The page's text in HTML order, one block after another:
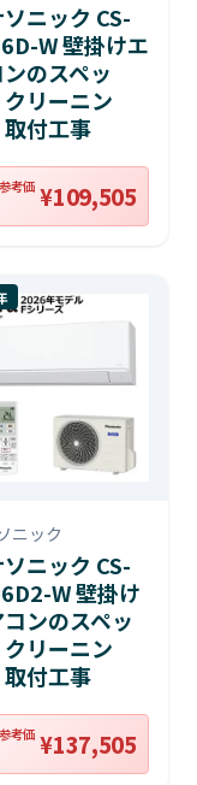
ニック CS-
W 壁掛けエ
のスペッ
リーニン
付工事
考価 ¥109,505
ニック
ニック CS-
W 壁掛け
ンのスペッ
リーニン
付工事
考価 ¥137,505